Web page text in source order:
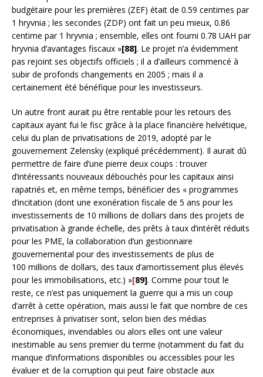
budgétaire pour les premières (ZEF) était de 0.59 centimes par
1 hryvnia ; les secondes (ZDP) ont fait un peu mieux, 0.86
centime par 1 hryvnia ; ensemble, elles ont fourni 0.78 UAH par
hryvnia d’avantages fiscaux »[88]. Le projet n’a évidemment
pas rejoint ses objectifs officiels ; il a d’ailleurs commencé à
subir de profonds changements en 2005 ; mais il a
certainement été bénéfique pour les investisseurs.
Un autre front aurait pu être rentable pour les retours des
capitaux ayant fui le fisc grâce à la place financière helvétique,
celui du plan de privatisations de 2019, adopté par le
gouvernement Zelensky (expliqué précédemment). Il aurait dû
permettre de faire d’une pierre deux coups : trouver
d’intéressants nouveaux débouchés pour les capitaux ainsi
rapatriés et, en même temps, bénéficier des « programmes
d’incitation (dont une exonération fiscale de 5 ans pour les
investissements de 10 millions de dollars dans des projets de
privatisation à grande échelle, des prêts à taux d’intérêt réduits
pour les PME, la collaboration d’un gestionnaire
gouvernemental pour des investissements de plus de
100 millions de dollars, des taux d’amortissement plus élevés
pour les immobilisations, etc.) »[89]. Comme pour tout le
reste, ce n’est pas uniquement la guerre qui a mis un coup
d’arrêt à cette opération, mais aussi le fait que nombre de ces
entreprises à privatiser sont, selon bien des médias
économiques, invendables ou alors elles ont une valeur
inestimable au sens premier du terme (notamment du fait du
manque d’informations disponibles ou accessibles pour les
évaluer et de la corruption qui peut faire obstacle aux